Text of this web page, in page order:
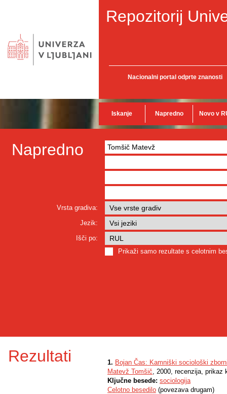
Repozitorij
Nacionalni portal odprte znanosti
Iskanje Napredno Novo v
Napredno
Vrsta gradiva:
Jezik:
Išči po:
Prikaži samo rezultate s celotnim
Rezultati 1. Bojan Čas: Kamniški sociološki
Matevž Tomšič, 2000, recenzija, prikaz
Ključne besede: sociologija
Celotno besedilo (povezava drugam)